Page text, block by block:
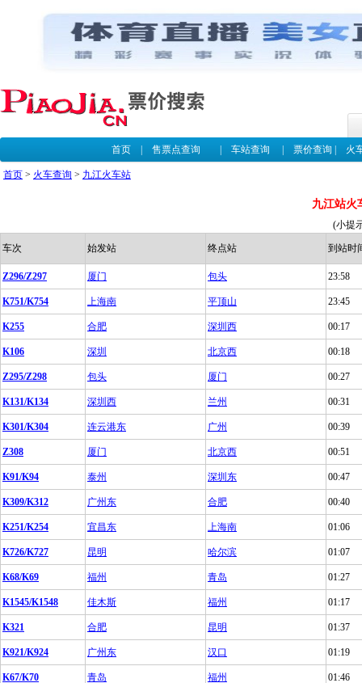
首页| 售票点查询 车站查询 票价查询 火
首页 > 火车查询 > 九江火车站
九江站火
(小提
车次 始发站 终点站 到站时
Z296/Z297 厦门 包头 23:58
K751/K754 上海南 平顶山 23:45
K255 合肥 深圳西 00:17
K106 深圳 北京西 00:18
Z295/Z298 包头 厦门 00:27
K131/K134 深圳西 兰州 00:31
K301/K304 连云港东 广州 00:39
Z308 厦门 北京西 00:51
K91/K94 泰州 深圳东 00:47
K309/K312 广州东 合肥 00:40
K251/K254 宜昌东 上海南 01:06
K726/K727 昆明 哈尔滨 01:07
K68/K69 福州 青岛 01:27
K1545/K1548 佳木斯 福州 01:17
K321 合肥 昆明 01:37
K921/K924 广州东 汉口 01:19
K67/K70 青岛 福州 01:46